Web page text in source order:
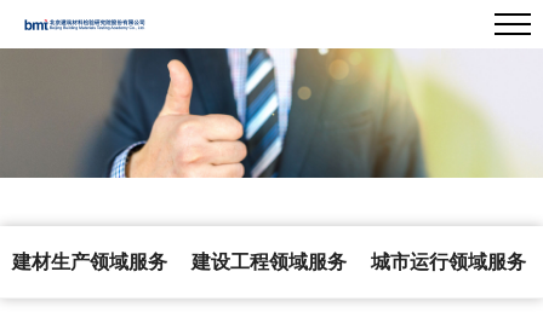
建材生产领域服务 建设工程领域服务 城市运行领域服务